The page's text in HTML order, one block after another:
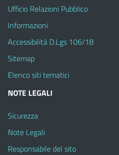
Ufficio Relazioni Pubblico
Informazioni
Accessibilità D.Lgs 106/18
Sitemap
Elenco siti tematici
NOTE LEGALI
Sicurezza
Note Legali
Responsabile del sito